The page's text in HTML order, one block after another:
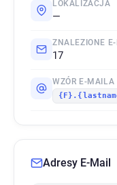
LOKALIZACJA
—
ZNALEZIONE
17
WZÓR E-MAILA
Adresy E-Mail